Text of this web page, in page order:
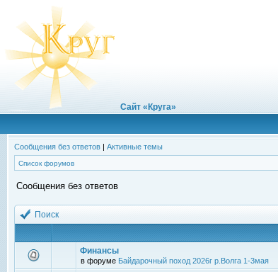
Сайт «Круга»
Сообщения без ответов | Активные темы
Список форумов
Сообщения без ответов
Поиск
Финансы
в форуме Байдарочный поход 2026г р.Волга 1-3мая